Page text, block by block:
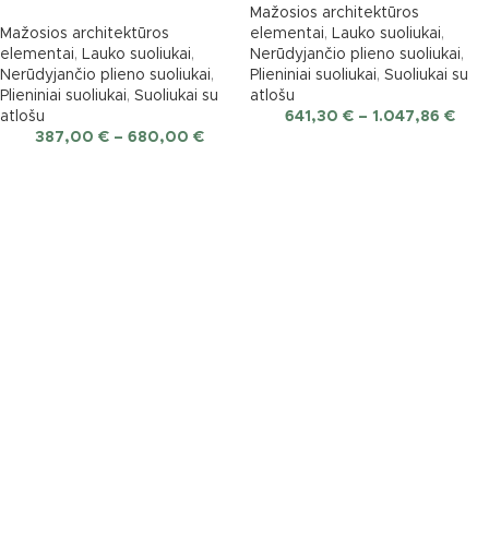
Mažosios architektūros
elementai, Lauko suoliukai,
Nerūdyjančio plieno suoliukai,
Plieniniai suoliukai, Suoliukai su
atlošu
387,00 € – 680,00 €
Mažosios architektūros
elementai, Lauko suoliukai,
Nerūdyjančio plieno suoliukai,
Plieniniai suoliukai, Suoliukai su
atlošu
641,30 € – 1.047,86 €